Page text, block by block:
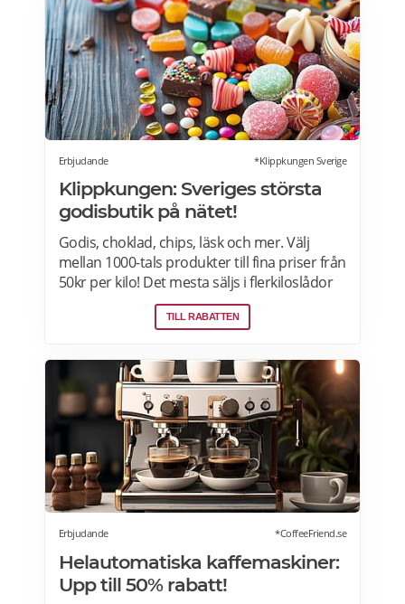
men inte dryck. Du får ta med dig 5 vänner
(totalt 6 personer). Rabatten kan inte
kombineras med andra middagspaket och
erbjudanden, exempelvis vid julbord,
nyårspaket eller after work. Undantag gäller
för alla Scandic Go-hotell och Grand Hotel
Oslo by Scandic. Läs mer>>>
Erbjudande *Klippkungen Sverige
Klippkungen: Sveriges största
godisbutik på nätet!
Godis, choklad, chips, läsk och mer. Välj
mellan 1000-tals produkter till fina priser från
50kr per kilo! Det mesta säljs i flerkiloslådor
men det finns även förpackningar som
lämpar sig bra som presenter.
TILL RABATTEN
Erbjudande *CoffeeFriend.se
Helautomatiska kaffemaskiner:
Upp till 50% rabatt!